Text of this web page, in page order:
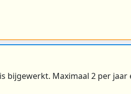
bijgewerkt. Maximaal 2 per jaar